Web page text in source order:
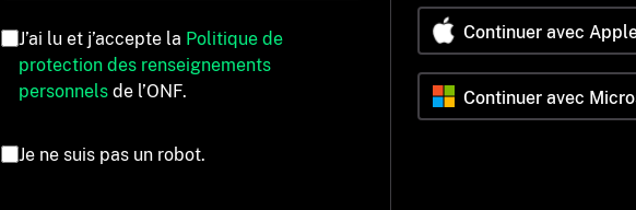
J’ai lu et j’accepte la Politique de
protection des renseignements
personnelsde l’ONF.
Je ne suis pas un robot.
Continuer avec
Continuer avec